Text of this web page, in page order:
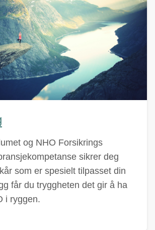
og NHO Forsikrings
sikrer deg
som er spesielt tilpasset din
får du tryggheten det gir å ha
i ryggen.